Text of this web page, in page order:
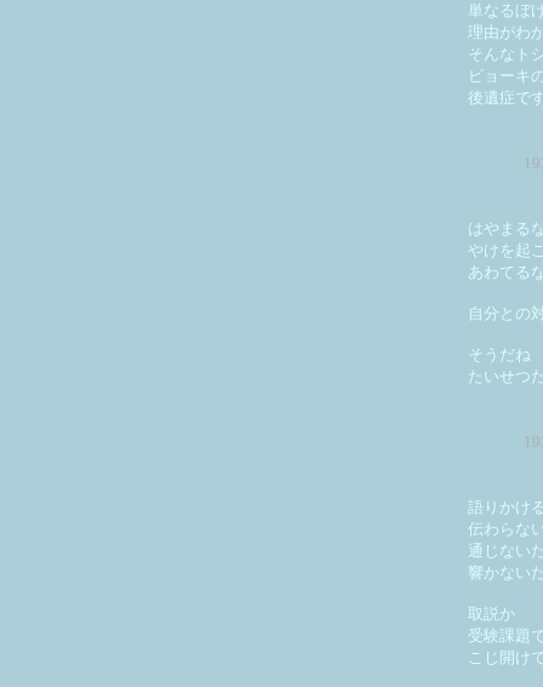
単なるぼ
理由がわ
そんなト
ビョーキ
後遺症で
はやま
やけを起
あわてる
自分との
そうだね
たいせつ
語りかけ
伝わらな
通じない
響かない
取説か
受験課題
こじ開け